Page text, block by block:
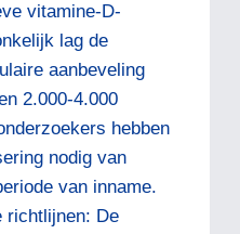
vitamine-D-
lag de
aanbeveling
2.000-4.000
hebben
nodig van
van inname.
richtlijnen: De